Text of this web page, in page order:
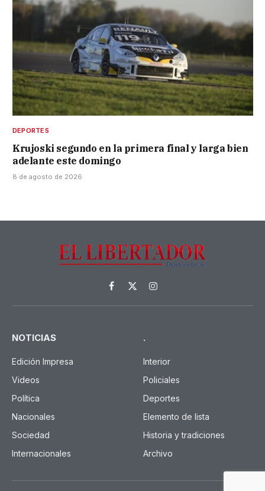
DEPORTES
Krujoski segundo en la primera final y larga bien
adelante este domingo
8 de agosto de 2026
Facebook
X
(Twitter)
Instagram
NOTICIAS
Edición Impresa
Videos
Política
Nacionales
Sociedad
Internacionales
.
Interior
Policiales
Deportes
Elemento de lista
Historia y tradiciones
Archivo